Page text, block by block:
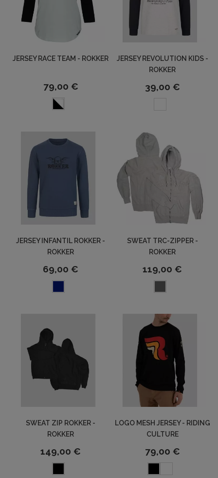
JERSEY RACE TEAM - ROKKER
79,00 €
JERSEY REVOLUTION KIDS -
ROKKER
39,00 €
JERSEY INFANTIL ROKKER -
ROKKER
69,00 €
SWEAT TRC-ZIPPER -
ROKKER
119,00 €
SWEAT ZIP ROKKER -
ROKKER
149,00 €
LOGO MESH JERSEY - RIDING
CULTURE
79,00 €